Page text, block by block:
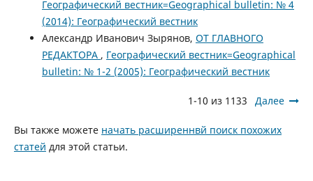
Географический вестник=Geographical bulletin: № 4
(2014): Географический вестник
Александр Иванович Зырянов, ОТ ГЛАВНОГО
РЕДАКТОРА , Географический вестник=Geographical
bulletin: № 1-2 (2005): Географический вестник
1-10 из 1133 Далее
Вы также можете начать расширеннвй поиск похожих
статей для этой статьи.